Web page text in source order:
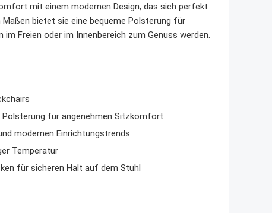
mit einem modernen Design, das sich perfekt
bietet sie eine bequeme Polsterung für
Freien oder im Innenbereich zum Genuss werden.
für angenehmen Sitzkomfort
modernen Einrichtungstrends
Temperatur
für sicheren Halt auf dem Stuhl